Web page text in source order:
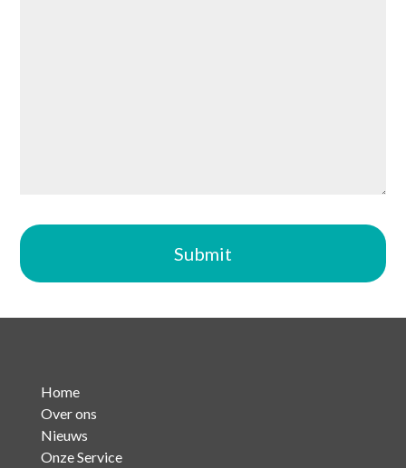
Home
Over ons
Nieuws
Onze Service